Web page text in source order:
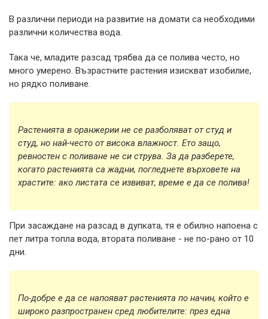
В различни периоди на развитие на домати са необходими
различни количества вода.
Така че, младите разсад трябва да се полива често, но
много умерено. Възрастните растения изискват изобилие,
но рядко поливане.
Растенията в оранжерии не се разболяват от студ и
студ, но най-често от висока влажност. Ето защо,
ревностен с поливане не си струва. За да разберете,
когато растенията са жадни, погледнете върховете на
храстите: ако листата се извиват, време е да се полива!
При засаждане на разсад в дупката, тя е обилно напоена с
пет литра топла вода, втората поливане - не по-рано от 10
дни.
По-добре е да се напояват растенията по начин, който е
широко разпространен сред любителите: през една